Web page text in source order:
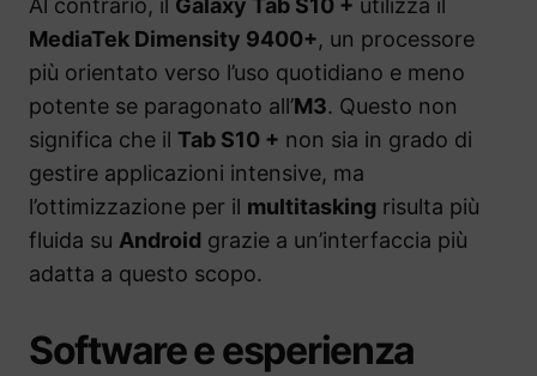
Al contrario, il Galaxy Tab S10 + utilizza il
MediaTek Dimensity 9400+, un processore
più orientato verso l’uso quotidiano e meno
potente se paragonato all’M3. Questo non
significa che il Tab S10 + non sia in grado di
gestire applicazioni intensive, ma
l’ottimizzazione per il multitasking risulta più
fluida su Android grazie a un’interfaccia più
adatta a questo scopo.
Software e esperienza